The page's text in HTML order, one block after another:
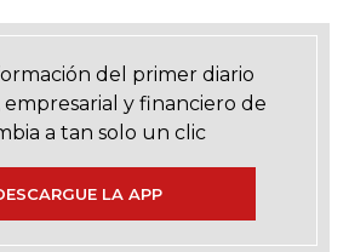
del primer diario
y financiero de
a tan solo un clic
LA APP